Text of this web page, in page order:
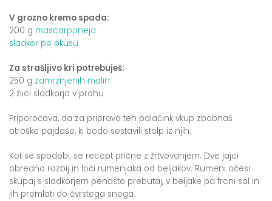
V grozno kremo spada:
200 g mascarponeja
sladkor po okusu
Za strašljivo kri potrebuješ:
250 g zamrznjenih malin
2 žlici sladkorja v prahu
Priporočava, da za pripravo teh palačink vkup zbobnaš
otroške pajdaše, ki bodo sestavili stolp iz njih.
Kot se spodobi, se recept prične z žrtvovanjem. Dve jajci
obredno razbij in loči rumenjaka od beljakov. Rumeni očesi
skupaj s sladkorjem penasto prebutaj, v beljake pa frcni sol in
jih premlati do čvrstega snega.